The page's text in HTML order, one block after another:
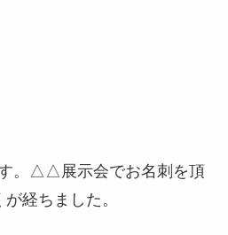
。△△展示会でお名刺を頂
経ちました。